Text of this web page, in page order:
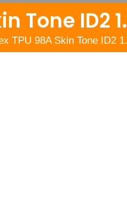
Tone ID2
TPU 98A Skin Tone ID2